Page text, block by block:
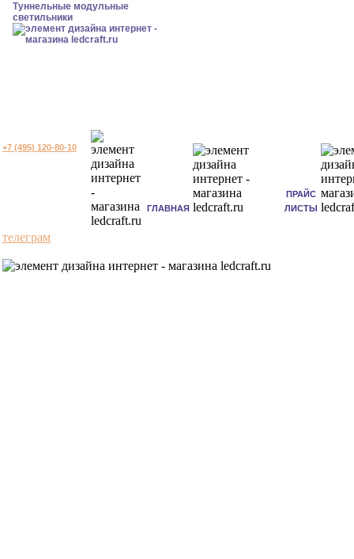
Туннельные модульные
светильники
+7 (495) 120-80-10
ГЛАВНАЯ
ПРАЙС
ЛИСТЫ
телеграм